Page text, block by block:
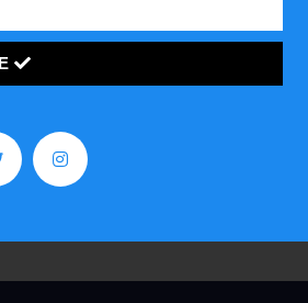
de opinión, análisis y
ideas de la derecha y en dar